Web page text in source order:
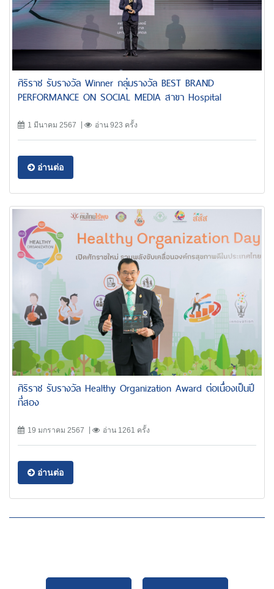
ศิริราช รับรางวัล Winner กลุ่มรางวัล BEST BRAND
PERFORMANCE ON SOCIAL MEDIA สาขา Hospital
1 มีนาคม 2567 อ่าน 923 ครั้ง
อ่านต่อ
ศิริราช รับรางวัล Healthy Organization Award ต่อเนื่องเป็นปี
ที่สอง
19 มกราคม 2567 อ่าน 1261 ครั้ง
อ่านต่อ